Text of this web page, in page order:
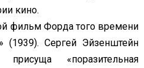
кино.
фильм Форда того времени
Сергей Эйзенштейн
«поразительная